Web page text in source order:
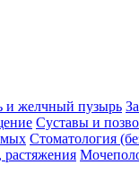
и желчный пузырь
Суставы и
Стоматология